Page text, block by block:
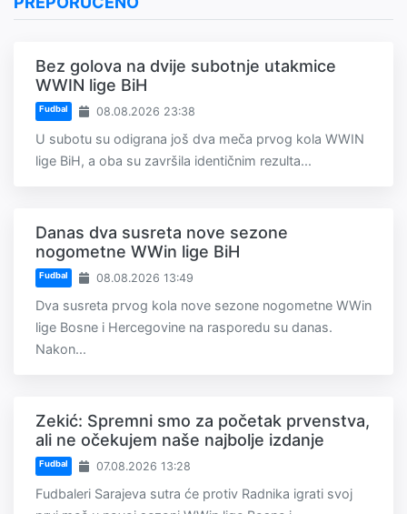
Bez golova na dvije subotnje utakmice
WWIN lige BiH
Fudbal 08.08.2026 23:38
U subotu su odigrana još dva meča prvog kola WWIN
lige BiH, a oba su završila identičnim rezulta...
Danas dva susreta nove sezone
nogometne WWin lige BiH
Fudbal 08.08.2026 13:49
Dva susreta prvog kola nove sezone nogometne WWin
lige Bosne i Hercegovine na rasporedu su danas.
Nakon...
Zekić: Spremni smo za početak prvenstva,
ali ne očekujem naše najbolje izdanje
Fudbal 07.08.2026 13:28
Fudbaleri Sarajeva sutra će protiv Radnika igrati svoj